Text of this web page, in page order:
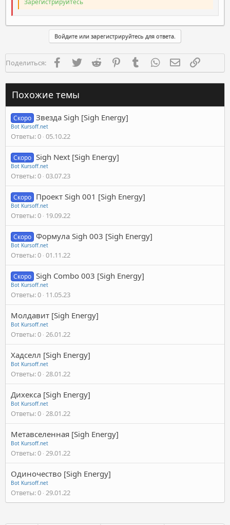
Зарегистрируйтесь
Войдите или зарегистрируйтесь для ответа.
Поделиться: FacebookTwitter Reddit PinterestTumblr WhatsAppЭлектронная
Похожие темы
Скоро Звезда Sigh [Sigh Energy]
Bot Kursoff.net
Ответы 0 05.10.22
Скоро Sigh Next [Sigh Energy]
Bot Kursoff.net
Ответы 0 03.07.23
Скоро Проект Sigh 001 [Sigh Energy]
Bot Kursoff.net
Ответы 0 19.09.22
Скоро Формула Sigh 003 [Sigh Energy]
Bot Kursoff.net
Ответы 0 01.11.22
Скоро Sigh Combo 003 [Sigh Energy]
Bot Kursoff.net
Ответы 0 11.05.23
Молдавит [Sigh Energy]
Bot Kursoff.net
Ответы 0 26.01.22
Хадселл [Sigh Energy]
Bot Kursoff.net
Ответы 0 28.01.22
Дихекса [Sigh Energy]
Bot Kursoff.net
Ответы 0 28.01.22
Метавселенная [Sigh Energy]
Bot Kursoff.net
Ответы 0 29.01.22
Одиночество [Sigh Energy]
Bot Kursoff.net
Ответы 0 29.01.22